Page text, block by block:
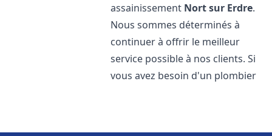
assainissement Nort sur Erdre.
Nous sommes déterminés à
continuer à offrir le meilleur
service possible à nos clients. Si
vous avez besoin d'un plombier